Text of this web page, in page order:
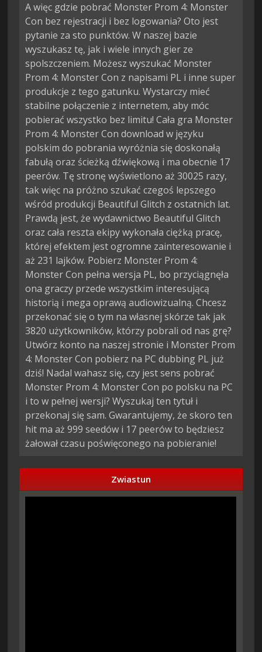
A więc gdzie pobrać Monster Prom 4: Monster
Con bez rejestracji i bez logowania? Oto jest
pytanie za sto punktów. W naszej bazie
wyszukasz tę, jak i wiele innych gier ze
spolszczeniem. Możesz wyszukać Monster
Prom 4: Monster Con z napisami PL i inne super
produkcje z tego gatunku. Wystarczy mieć
stabilne połączenie z internetem, aby móc
pobierać wszystko bez limitu! Cała gra Monster
Prom 4: Monster Con download w języku
polskim do pobrania wyróżnia się doskonałą
fabułą oraz ścieżką dźwiękową i ma obecnie 17
peerów. Tę stronę wyświetlono aż 30025 razy,
tak więc na próżno szukać czegoś lepszego
wśród produkcji Beautiful Glitch z ostatnich lat.
Prawdą jest, że wydawnictwo Beautiful Glitch
oraz cała reszta ekipy wykonała ciężką pracę,
której efektem jest ogromne zainteresowanie i
aż 231 lajków. Pobierz Monster Prom 4:
Monster Con pełna wersja PL, bo przyciągnęła
ona graczy przede wszystkim interesującą
historią i mega oprawą audiowizualną. Chcesz
przekonać się o tym na własnej skórze tak jak
3820 użytkowników, którzy pobrali od nas grę?
Utwórz konto na naszej stronie i Monster Prom
4: Monster Con pobierz na PC dubbing PL już
dziś! Nadal wahasz się, czy jest sens pobrać
Monster Prom 4: Monster Con po polsku na PC
i to w pełnej wersji? Wyszukaj ten tytuł i
przekonaj się sam. Gwarantujemy, że skoro ten
hit ma aż 999 seedów i 17 peerów to będziesz
żałował czasu poświęconego na pobieranie!
Zwiastun